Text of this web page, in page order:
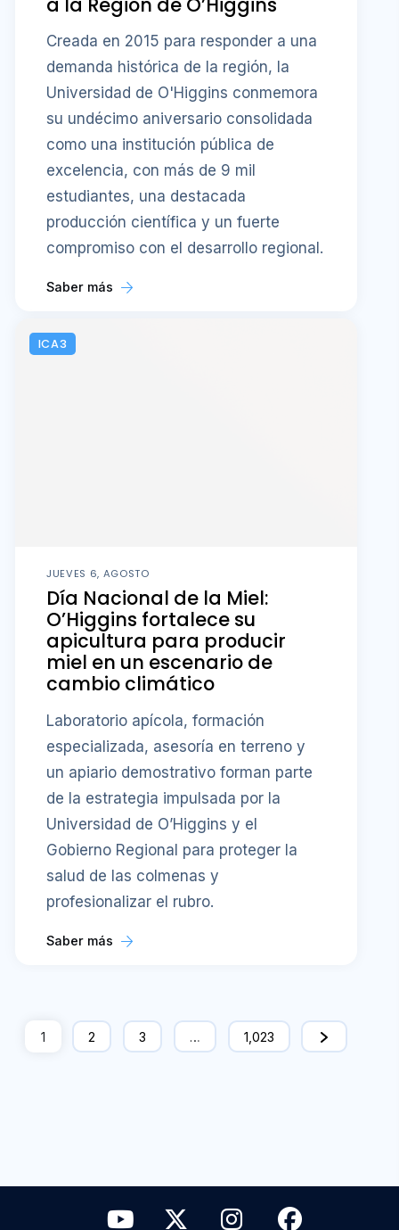
Creada en 2015 para responder a una
demanda histórica de la región, la
Universidad de O'Higgins conmemora
su undécimo aniversario consolidada
como una institución pública de
excelencia, con más de 9 mil
estudiantes, una destacada
producción científica y un fuerte
compromiso con el desarrollo regional.
Saber más
ICA3
JUEVES 6, AGOSTO
Día Nacional de la Miel:
O’Higgins fortalece su
apicultura para producir
miel en un escenario de
cambio climático
Laboratorio apícola, formación
especializada, asesoría en terreno y
un apiario demostrativo forman parte
de la estrategia impulsada por la
Universidad de O’Higgins y el
Gobierno Regional para proteger la
salud de las colmenas y
profesionalizar el rubro.
Saber más
1 2 3 … 1,023